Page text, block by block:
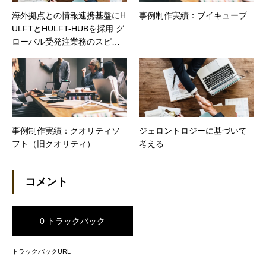
海外拠点との情報連携基盤にH
ULFTとHULFT-HUBを採用 グ
ローバル受発注業務のスピー
事例制作実績：ブイキューブ
事例制作実績：クオリティソ
フト（旧クオリティ）
ジェロントロジーに基づいて
考える
コメント
0 トラックバック
トラックバックURL